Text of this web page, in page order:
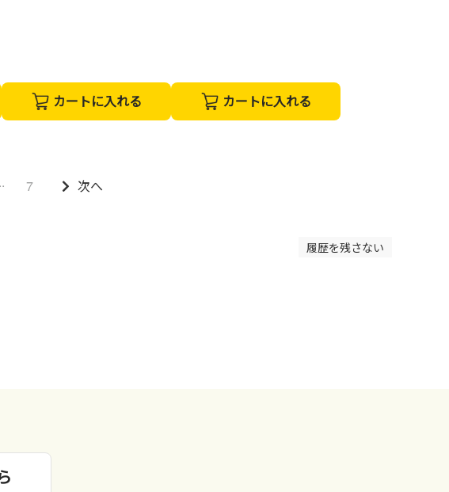
カートに入れる カートに入れる
7 次へ
履歴を残さない